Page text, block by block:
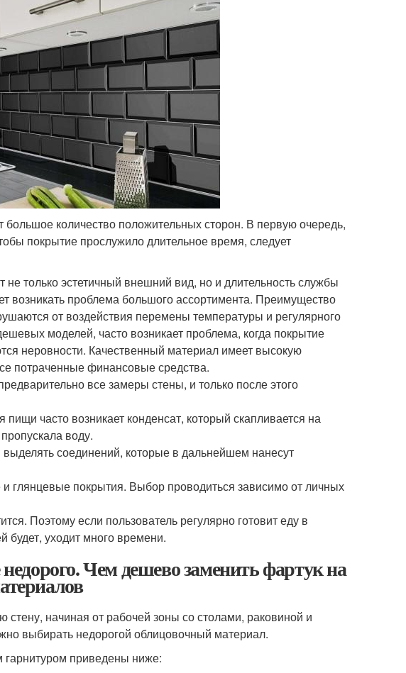
количество положительных сторон. В первую очередь,
покрытие прослужило длительное время, следует
не только эстетичный внешний вид, но и длительность службы
возникать проблема большого ассортимента. Преимущество
от воздействия перемены температуры и регулярного
моделей, часто возникает проблема, когда покрытие
неровности. Качественный материал имеет высокую
потраченные финансовые средства.
все замеры стены, и только после этого
часто возникает конденсат, который скапливается на
воду.
соединений, которые в дальнейшем нанесут
глянцевые покрытия. Выбор проводиться зависимо от личных
Поэтому если пользователь регулярно готовит еду в
уходит много времени.
Чем дешево заменить фартук на
стену, начиная от рабочей зоны со столами, раковиной и
выбирать недорогой облицовочный материал.
приведены ниже: